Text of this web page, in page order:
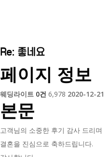
Re: 좋네요
페이지 정보
웨딩라이트 0건 6,978 2020-12-21
본문
고객님의 소중한 후기 감사 드리며
결혼을 진심으로 축하드립니다.